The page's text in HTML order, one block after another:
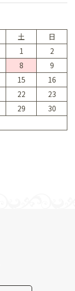
土
日
1
2
8
9
15
16
22
23
29
30